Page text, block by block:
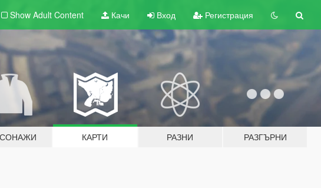
Show Adult Content Качи Вход Регистрация
КАРТИ РАЗНИ РАЗГЪРНИ